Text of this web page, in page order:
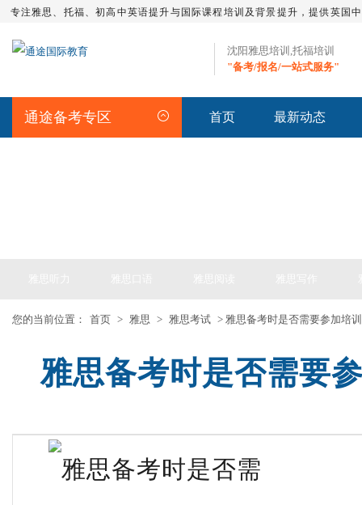
专注雅思、托福、初高中英语提升与国际课程培训及背景提升，提供英国
沈阳雅思培训,托福培训
"备考/报名/一站式服务"
通途备考专区 首页 最新动态
您的当前位置： 首页 > 雅思 > 雅思考试 > 雅思备考时是否需要参加培
雅思备考时是否需要
SAT强化班 托福全程